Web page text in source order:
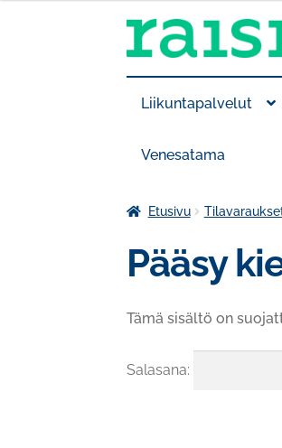
Siirry
Siirry
Liikuntapalvelut
Venesatama
Etusivu
Pääsy
Tämä sisältö on
Salasana: